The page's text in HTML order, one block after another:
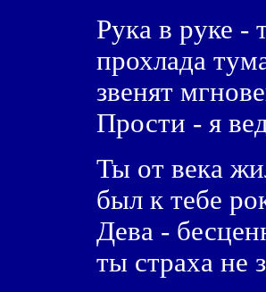
Рука в руке
прохлада
звенят
Прости - я
Ты от века
был к тебе
Дева -
ты страха не